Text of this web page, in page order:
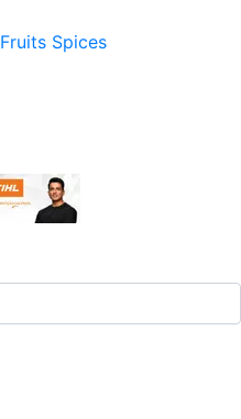
Fruits Spices